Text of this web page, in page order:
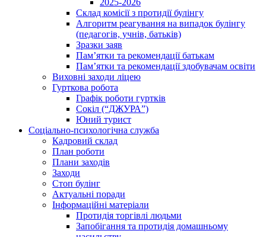
2025-2026
Склад комісії з протидії булінгу
Алгоритм реагування на випадок булінгу
(педагогів, учнів, батьків)
Зразки заяв
Пам’ятки та рекомендації батькам
Пам’ятки та рекомендації здобувачам освіти
Виховні заходи ліцею
Гурткова робота
Графік роботи гуртків
Сокіл (“ДЖУРА”)
Юний турист
Соціально-психологічна служба
Кадровий склад
План роботи
Плани заходів
Заходи
Стоп булінг
Актуальні поради
Інформаційні матеріали
Протидія торгівлі людьми
Запобігання та протидія домашньому